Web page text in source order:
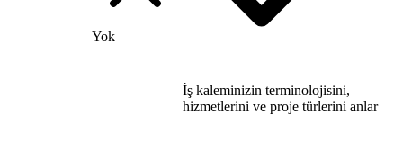
Yok
İş kaleminizin terminolojisini,
hizmetlerini ve proje türlerini anlar